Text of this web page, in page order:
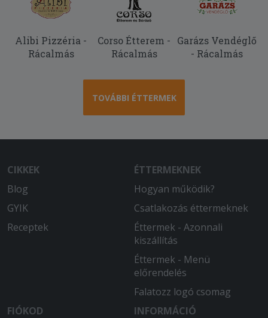
Alibi Pizzéria -
Rácalmás
Corso Étterem -
Rácalmás
Garázs Vendéglő
- Rácalmás
TOVÁBBI ÉTTERMEK
CIKKEK
Blog
GYIK
Receptek
ÉTTERMEKNEK
Hogyan működik?
Csatlakozás éttermeknek
Éttermek - Azonnali
kiszállítás
Éttermek - Menü
előrendelés
Falatozz logó csomag
FIÓKOD
INFORMÁCIÓ